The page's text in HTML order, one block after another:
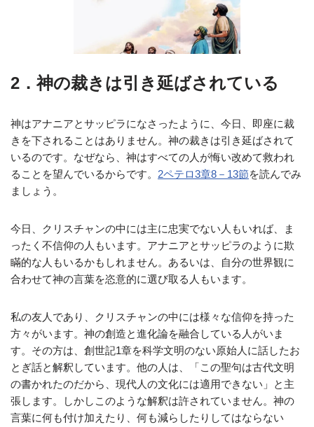
2．神の裁きは引き延ばされている
神はアナニアとサッピラになさったように、今日、即座に裁
きを下されることはありません。神の裁きは引き延ばされて
いるのです。なぜなら、神はすべての人が悔い改めて救われ
ることを望んでいるからです。 2ペテロ3章8－13節を読んでみ
ましょう。
今日、クリスチャンの中には主に忠実でない人もいれば、ま
ったく不信仰の人もいます。アナニアとサッピラのように欺
瞞的な人もいるかもしれません。あるいは、自分の世界観に
合わせて神の言葉を恣意的に選び取る人もいます。
私の友人であり、クリスチャンの中には様々な信仰を持った
方々がいます。神の創造と進化論を融合している人がいま
す。その方は、創世記1章を科学文明のない原始人に話したお
とぎ話と解釈しています。他の人は、「この聖句は古代文明
の書かれたのだから、現代人の文化には適用できない」と主
張します。しかしこのような解釈は許されていません。神の
言葉に何も付け加えたり、何も減らしたりしてはならない